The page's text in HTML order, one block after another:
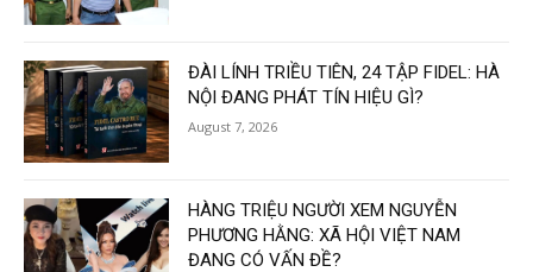
ĐÀI LÍNH TRIỀU TIÊN, 24 TẬP FIDEL: HÀ
NỘI ĐANG PHÁT TÍN HIỆU GÌ?
August 7, 2026
HÀNG TRIỆU NGƯỜI XEM NGUYỄN
PHƯƠNG HẰNG: XÃ HỘI VIỆT NAM
ĐANG CÓ VẤN ĐỀ?